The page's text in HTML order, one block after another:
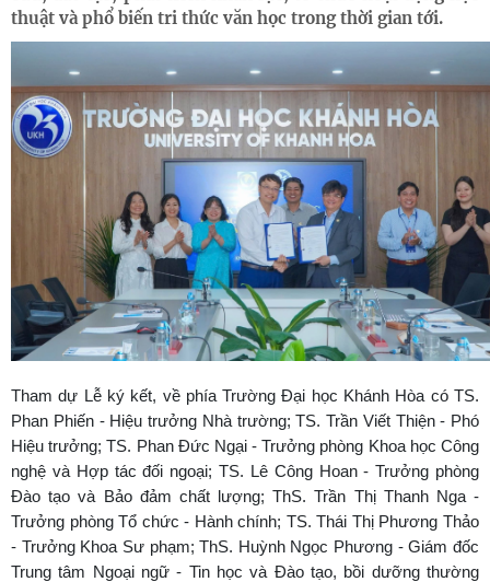
thuật và phổ biến tri thức văn học trong thời gian tới.
Tham dự Lễ ký kết, về phía Trường Đại học Khánh Hòa có TS.
Phan Phiến - Hiệu trưởng Nhà trường; TS. Trần Viết Thiện - Phó
Hiệu trưởng; TS. Phan Đức Ngại - Trưởng phòng Khoa học Công
nghệ và Hợp tác đối ngoại; TS. Lê Công Hoan - Trưởng phòng
Đào tạo và Bảo đảm chất lượng; ThS. Trần Thị Thanh Nga -
Trưởng phòng Tổ chức - Hành chính; TS. Thái Thị Phương Thảo
- Trưởng Khoa Sư phạm; ThS. Huỳnh Ngọc Phương - Giám đốc
Trung tâm Ngoại ngữ - Tin học và Đào tạo, bồi dưỡng thường